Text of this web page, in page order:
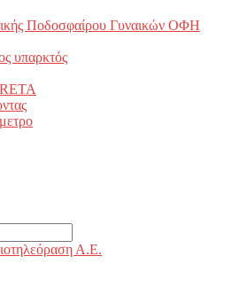
Ποδοσφαίρου Γυναικών ΟΦΗ
υπαρκτός
Α.Ε.